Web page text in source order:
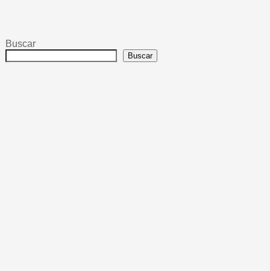
Buscar
Buscar